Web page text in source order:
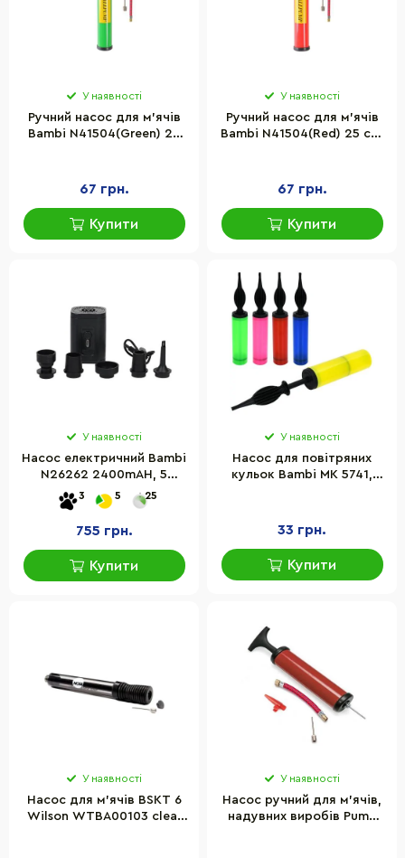
У наявності
Ручний насос для м'ячів
Bambi N41504(Green) 25
шланг
67 грн.
Купити
У наявності
Ручний насос для м'ячів
Bambi N41504(Red) 25 см,
67 грн.
Купити
У наявності
Насос електричний Bambi
N26262 2400mAH, 5
насадок у наборі
3 5 25
755 грн.
Купити
У наявності
Насос для повітряних
кульок Bambi MK 5741,
33 грн.
Купити
У наявності
Насос для м'ячів BSKT 6
Wilson WTBA00103 clear
У наявності
Насос ручний для м'ячів,
надувних виробів Pump